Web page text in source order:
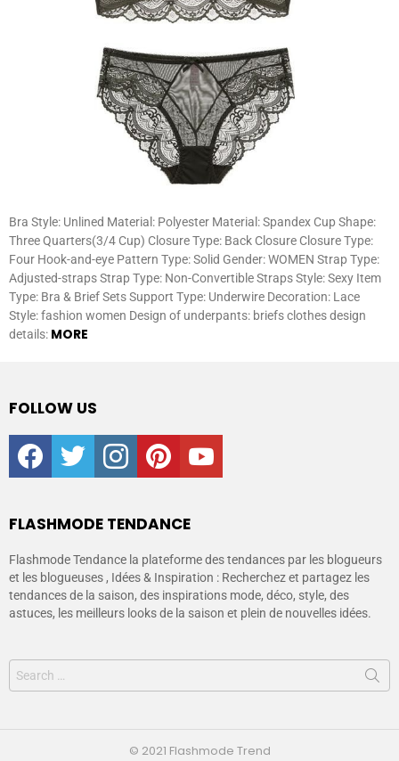
Bra Style: Unlined Material: Polyester Material: Spandex Cup Shape:
Three Quarters(3/4 Cup) Closure Type: Back Closure Closure Type:
Four Hook-and-eye Pattern Type: Solid Gender: WOMEN Strap Type:
Adjusted-straps Strap Type: Non-Convertible Straps Style: Sexy Item
Type: Bra & Brief Sets Support Type: Underwire Decoration: Lace
Style: fashion women Design of underpants: briefs clothes design
details: MORE
FOLLOW US
facebooktwitter instagrampinterestyoutube
FLASHMODE TENDANCE
Flashmode Tendance la plateforme des tendances par les blogueurs
et les blogueuses , Idées & Inspiration : Recherchez et partagez les
tendances de la saison, des inspirations mode, déco, style, des
astuces, les meilleurs looks de la saison et plein de nouvelles idées.
© 2021 Flashmode Trend